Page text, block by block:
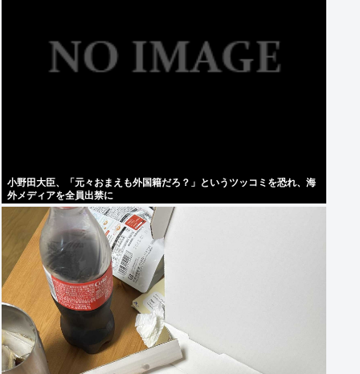
小野田大臣、「元々おまえも外国籍だろ？」というツッコミを恐れ、海
外メディアを全員出禁に